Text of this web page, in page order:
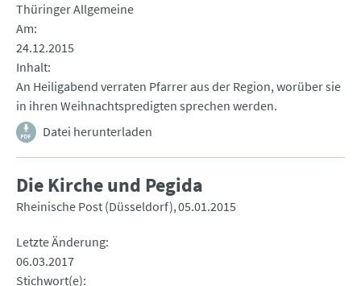
Thüringer Allgemeine
Am
24.12.2015
Inhalt
An Heiligabend verraten Pfarrer aus der Region, worüber sie
in ihren Weihnachtspredigten sprechen werden.
Datei herunterladen
Die Kirche und Pegida
Rheinische Post (Düsseldorf) 05.01.2015
Letzte Änderung
06.03.2017
Stichwort(e)